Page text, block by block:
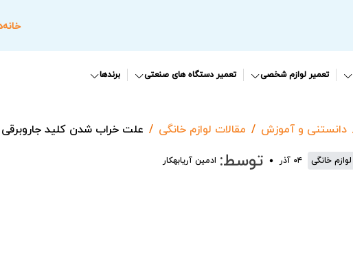
خانه
تعمیر لوازم شخصی تعمیر دستگاه های صنعتی برندها
دانستنی و آموزش مقالات لوازم خانگی علت خراب شدن کلید جاروبرقی
خانگی ۰۴ آذر توسط: ادمین آریابهکار